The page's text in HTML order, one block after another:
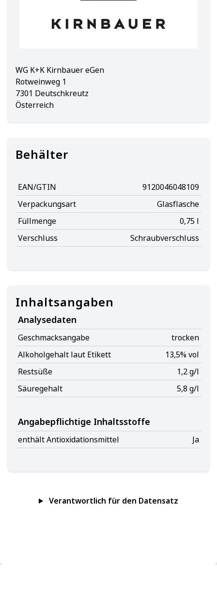
WG K+K Kirnbauer eGen
Rotweinweg 1
7301 Deutschkreutz
Österreich
Behälter
EAN/GTIN
9120046048109
Verpackungsart
Glasflasche
Füllmenge
0,75 l
Verschluss
Schraubverschluss
Inhaltsangaben
Analysedaten
Geschmacksangabe
trocken
Alkoholgehalt laut Etikett
13,5% vol
Restsüße
1,2 g/l
Säuregehalt
5,8 g/l
Angabepflichtige Inhaltsstoffe
enthält Antioxidationsmittel Ja
Verantwortlich für den Datensatz